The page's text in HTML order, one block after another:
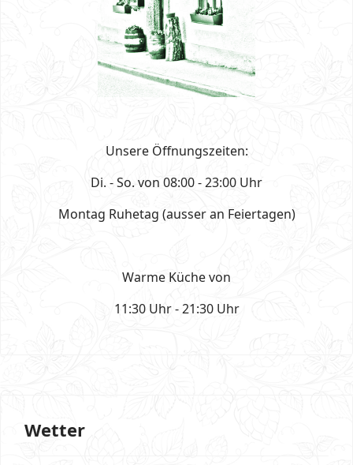
Unsere Öffnungszeiten:
Di. - So. von 08:00 - 23:00 Uhr
Montag Ruhetag (ausser an Feiertagen)
Warme Küche von
11:30 Uhr - 21:30 Uhr
Wetter